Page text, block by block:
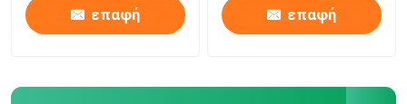
Τετραγωνικός φραγμός αργιλίου
επαφή επαφή